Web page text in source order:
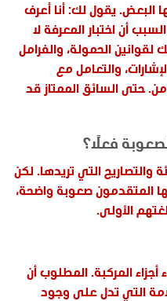
البعض. يقول لك: أنا أعرف
أن اختبار المعرفة لا
الحمولة، والفرامل
والتعامل مع
حتى السائق الممتاز قد
فعلًا؟
والتصاريح التي تريدها. لكن
المتقدمون صعوبة واضحة،
الأولى.
المركبة. المطلوب أن
التي تدل على وجود